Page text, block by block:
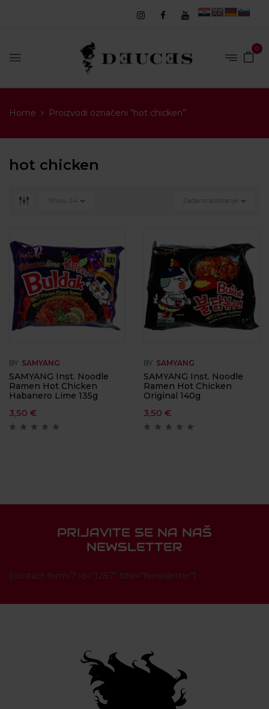
0
Home Proizvodi označeni “hot chicken”
hot chicken
Zadano sortiranje
Show 24
BY SAMYANG
SAMYANG Inst. Noodle
Ramen Hot Chicken
Habanero Lime 135g
3,50 €
BY SAMYANG
SAMYANG Inst. Noodle
Ramen Hot Chicken
Original 140g
3,50 €
PRIJAVITE SE NA NAŠ
NEWSLETTER
[contact-form-7 id="1287" title="Newsletter"]